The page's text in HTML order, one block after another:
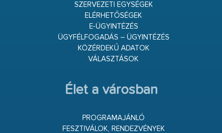
SZERVEZETI EGYSÉGEK
ELÉRHETŐSÉGEK
E-ÜGYINTÉZÉS
ÜGYFÉLFOGADÁS – ÜGYINTÉZÉS
KÖZÉRDEKŰ ADATOK
VÁLASZTÁSOK
Élet a városban
PROGRAMAJÁNLÓ
FESZTIVÁLOK, RENDEZVÉNYEK